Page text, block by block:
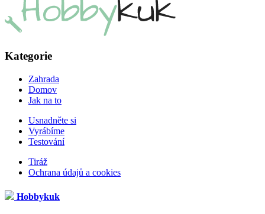
Kategorie
Zahrada
Domov
Jak na to
Usnadněte si
Vyrábíme
Testování
Tiráž
Ochrana údajů a cookies
Hobbykuk